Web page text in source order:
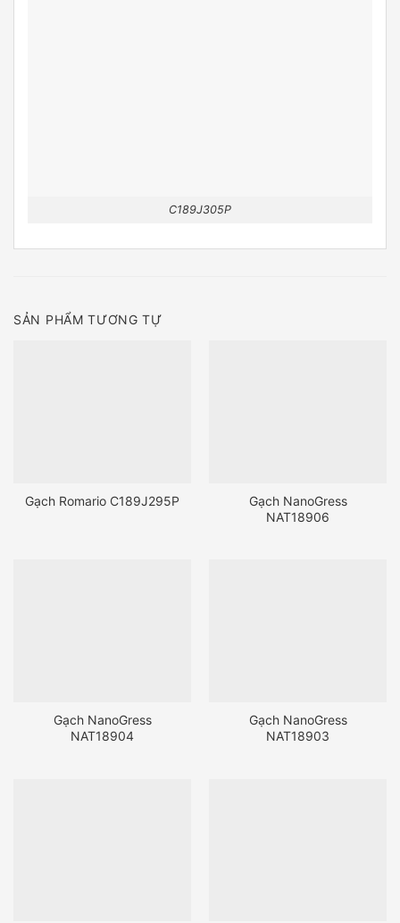
C189J305P
SẢN PHẨM TƯƠNG TỰ
Gạch Romario C189J295P
Gạch NanoGress
NAT18906
Gạch NanoGress
NAT18904
Gạch NanoGress
NAT18903